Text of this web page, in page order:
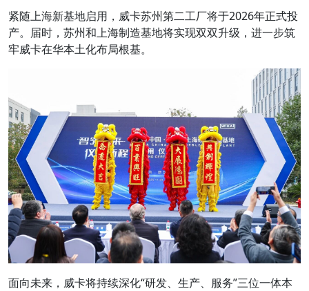
紧随上海新基地启用，威卡苏州第二工厂将于2026年正式投
产。届时，苏州和上海制造基地将实现双双升级，进一步筑
牢威卡在华本土化布局根基。
面向未来，威卡将持续深化“研发、生产、服务”三位一体本